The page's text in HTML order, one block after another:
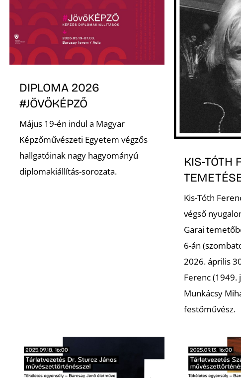
DIPLOMA 2026
#JÖVŐKÉPZŐ
Május 19-én indul a Magyar
Képzőművészeti Egyetem végzős
hallgatóinak nagy hagyományú
diplomakiállítás-sorozata.
KIS-TÓTH
Kis-Tóth
végső
Garai
6-án
2026. április
Ferenc (1949.
Munkácsy
festőművész.